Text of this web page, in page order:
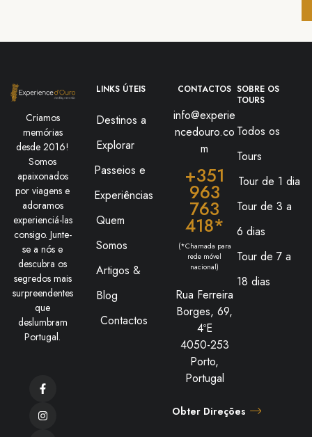
Criamos
memórias
desde 2016!
Somos
apaixonados
por viagens e
adoramos
experienciá-las
consigo. Junte-
se a nós e
descubra os
segredos mais
surpreendentes
que
deslumbram
Portugal.
LINKS ÚTEIS
Destinos a
Explorar
Passeios e
Experiências
Quem
Somos
Artigos &
Blog
Contactos
SOBRE OS
TOURS
Todos os
Tours
Tour de 1 dia
Tour de 3 a
6 dias
Tour de 7 a
18 dias
CONTACTOS
info@experie
ncedouro.co
m
+351
963
763
418*
(*Chamada para
rede móvel
nacional)
Rua Ferreira
Borges, 69,
4ºE
4050-253
Porto,
Portugal
Obter Direções